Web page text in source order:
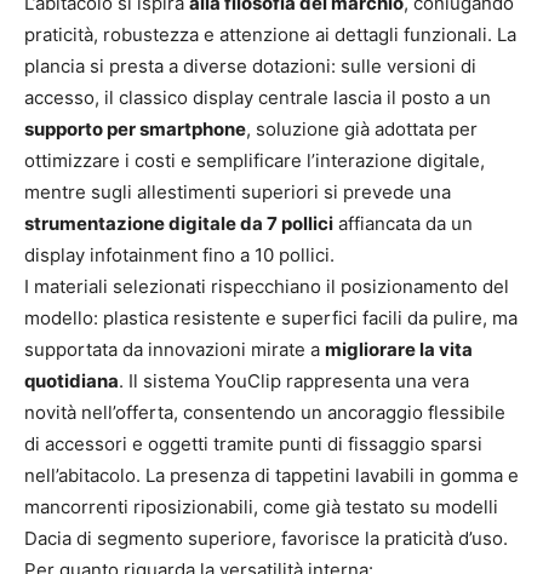
praticità, robustezza e attenzione ai dettagli funzionali. La
plancia si presta a diverse dotazioni: sulle versioni di
accesso, il classico display centrale lascia il posto a un
supporto per smartphone, soluzione già adottata per
ottimizzare i costi e semplificare l’interazione digitale,
mentre sugli allestimenti superiori si prevede una
strumentazione digitale da 7 pollici affiancata da un
display infotainment fino a 10 pollici.
I materiali selezionati rispecchiano il posizionamento del
modello: plastica resistente e superfici facili da pulire, ma
supportata da innovazioni mirate a migliorare la vita
quotidiana. Il sistema YouClip rappresenta una vera
novità nell’offerta, consentendo un ancoraggio flessibile
di accessori e oggetti tramite punti di fissaggio sparsi
nell’abitacolo. La presenza di tappetini lavabili in gomma e
mancorrenti riposizionabili, come già testato su modelli
Dacia di segmento superiore, favorisce la praticità d’uso.